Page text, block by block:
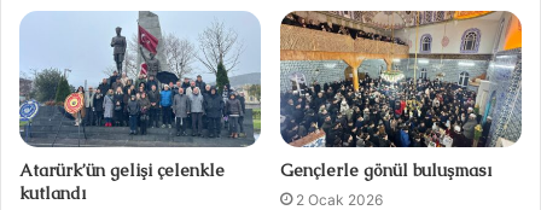
e
s
i
Atarürk’ün gelişi çelenkle
kutlandı
Gençlerle gönül buluşması
2 Ocak 2026